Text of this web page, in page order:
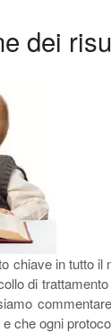
dei
chiave in tutto
di
che ogni